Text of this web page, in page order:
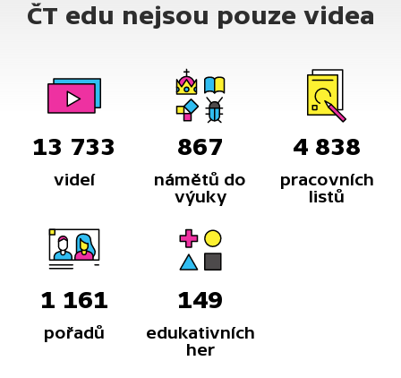
ČT edu nejsou pouze videa
13 733
videí
867
námětů do
výuky
4 838
pracovních
listů
1 161
pořadů
149
edukativních
her